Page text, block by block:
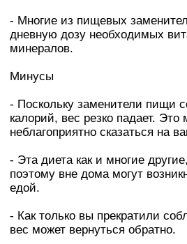
- Многие из пищевых
дневную дозу необходимых
минералов.
Минусы
- Поскольку заменители пищи
калорий, вес резко падает. Это
неблагоприятно сказаться на
- Эта диета как и многие
поэтому вне дома могут
едой.
- Как только вы прекратили
вес может вернуться обратно.